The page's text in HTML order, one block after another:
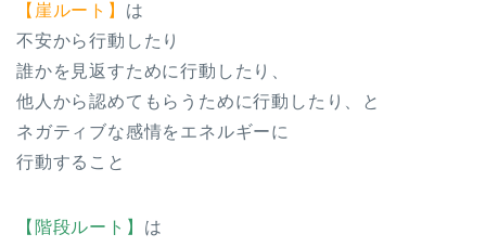
【崖ルート】 は
不安から行動したり
誰かを見返すために行動したり、
他人から認めてもらうために行動したり、と
ネガティブな感情をエネルギーに
行動すること
【階段ルート】 は